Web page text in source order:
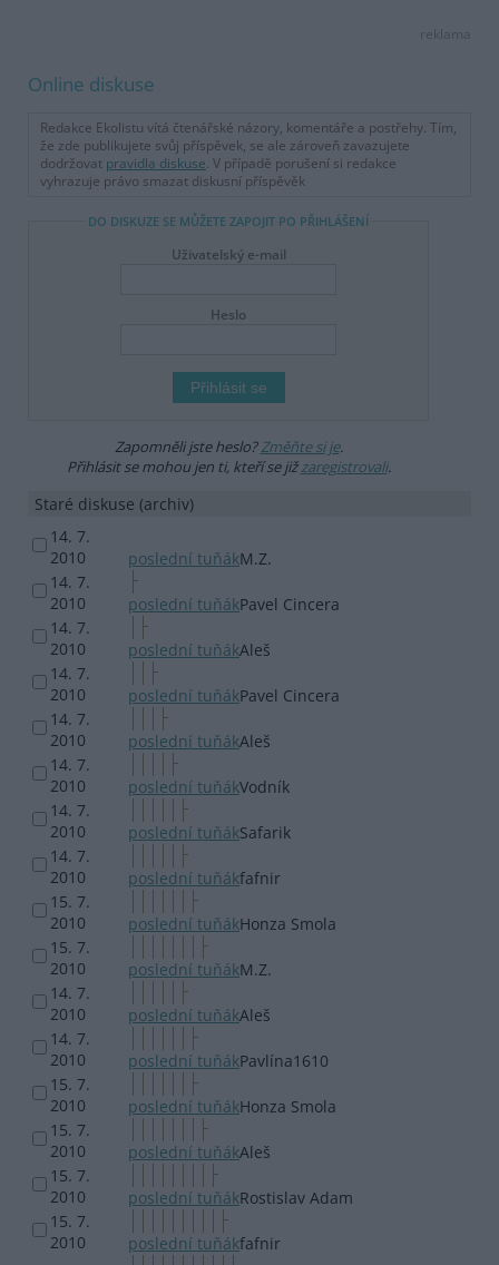
reklama
Online diskuse
Redakce Ekolistu vítá čtenářské názory, komentáře a postřehy. Tím,
že zde publikujete svůj příspěvek, se ale zároveň zavazujete
dodržovat pravidla diskuse. V případě porušení si redakce
vyhrazuje právo smazat diskusní příspěvěk
DO DISKUZE SE MŮŽETE ZAPOJIT PO PŘIHLÁŠENÍ
Uživatelský e-mail
Heslo
Zapomněli jste heslo?Změňte si je.
Přihlásit se mohou jen ti, kteří se jižzaregistrovali.
Staré diskuse (archiv)
14. 7.
2010
poslední tuňákM.Z.
14. 7.
2010
poslední tuňákPavel Cincera
14. 7.
2010
poslední tuňákAleš
14. 7.
2010
poslední tuňákPavel Cincera
14. 7.
2010
poslední tuňákAleš
14. 7.
2010
poslední tuňákVodník
14. 7.
2010
poslední tuňákSafarik
14. 7.
2010
poslední tuňákfafnir
15. 7.
2010
poslední tuňákHonza Smola
15. 7.
2010
poslední tuňákM.Z.
14. 7.
2010
poslední tuňákAleš
14. 7.
2010
poslední tuňákPavlína1610
15. 7.
2010
poslední tuňákHonza Smola
15. 7.
2010
poslední tuňákAleš
15. 7.
2010
poslední tuňákRostislav Adam
15. 7.
2010
poslední tuňákfafnir